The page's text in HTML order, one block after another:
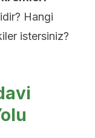
Hangi
istersiniz?